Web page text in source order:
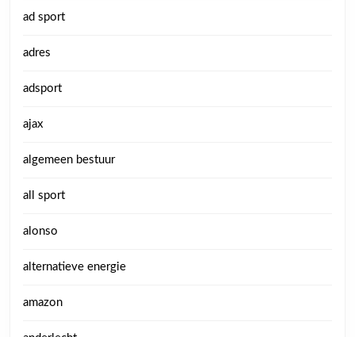
ad sport
adres
adsport
ajax
algemeen bestuur
all sport
alonso
alternatieve energie
amazon